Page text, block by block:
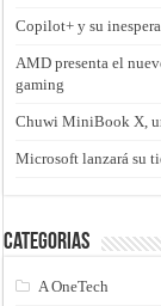
Copilot+ y su
AMD presenta el
gaming
Chuwi MiniBook X,
Microsoft lanzará su
Categorias
A OneTech